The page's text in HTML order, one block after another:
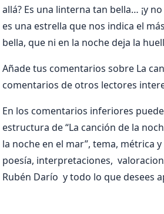
allá? Es una linterna tan bella… ¡y
es una estrella que nos indica el
bella, que ni en la noche deja la
Añade tus comentarios sobre La
comentarios de otros lectores
En los comentarios inferiores
estructura de “La canción de la
la noche en el mar”, tema, métrica
poesía, interpretaciones,
Rubén Darío y todo lo que desees